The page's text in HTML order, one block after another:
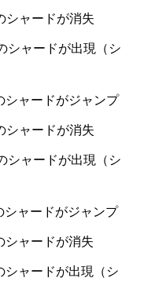
シャードが消失
シャードが出現（シ
シャードがジャンプ
シャードが消失
シャードが出現（シ
シャードがジャンプ
シャードが消失
シャードが出現（シ